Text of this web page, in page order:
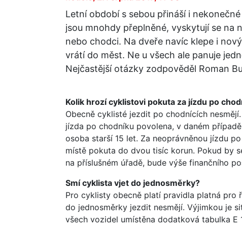
Letní období s sebou přináší i
jsou mnohdy přeplněné, vyskytují se na
nebo chodci. Na dveře navíc klepe i
vrátí do měst. Ne u všech ale panuje
Nejčastější otázky zodpověděl Roman
Kolik hrozí cyklistovi pokuta za jízdu po
Obecně cyklisté jezdit po chodnících
jízda po chodníku povolena, v daném
osoba starší 15 let. Za neoprávněnou jízdu
místě pokuta do dvou tisíc korun. Pokud by
na příslušném úřadě, bude výše finančního
Smí cyklista vjet do jednosměrky?
Pro cyklisty obecně platí pravidla platná pro
do jednosměrky jezdit nesmějí. Výjimkou je
všech vozidel umístěna dodatková tabulka